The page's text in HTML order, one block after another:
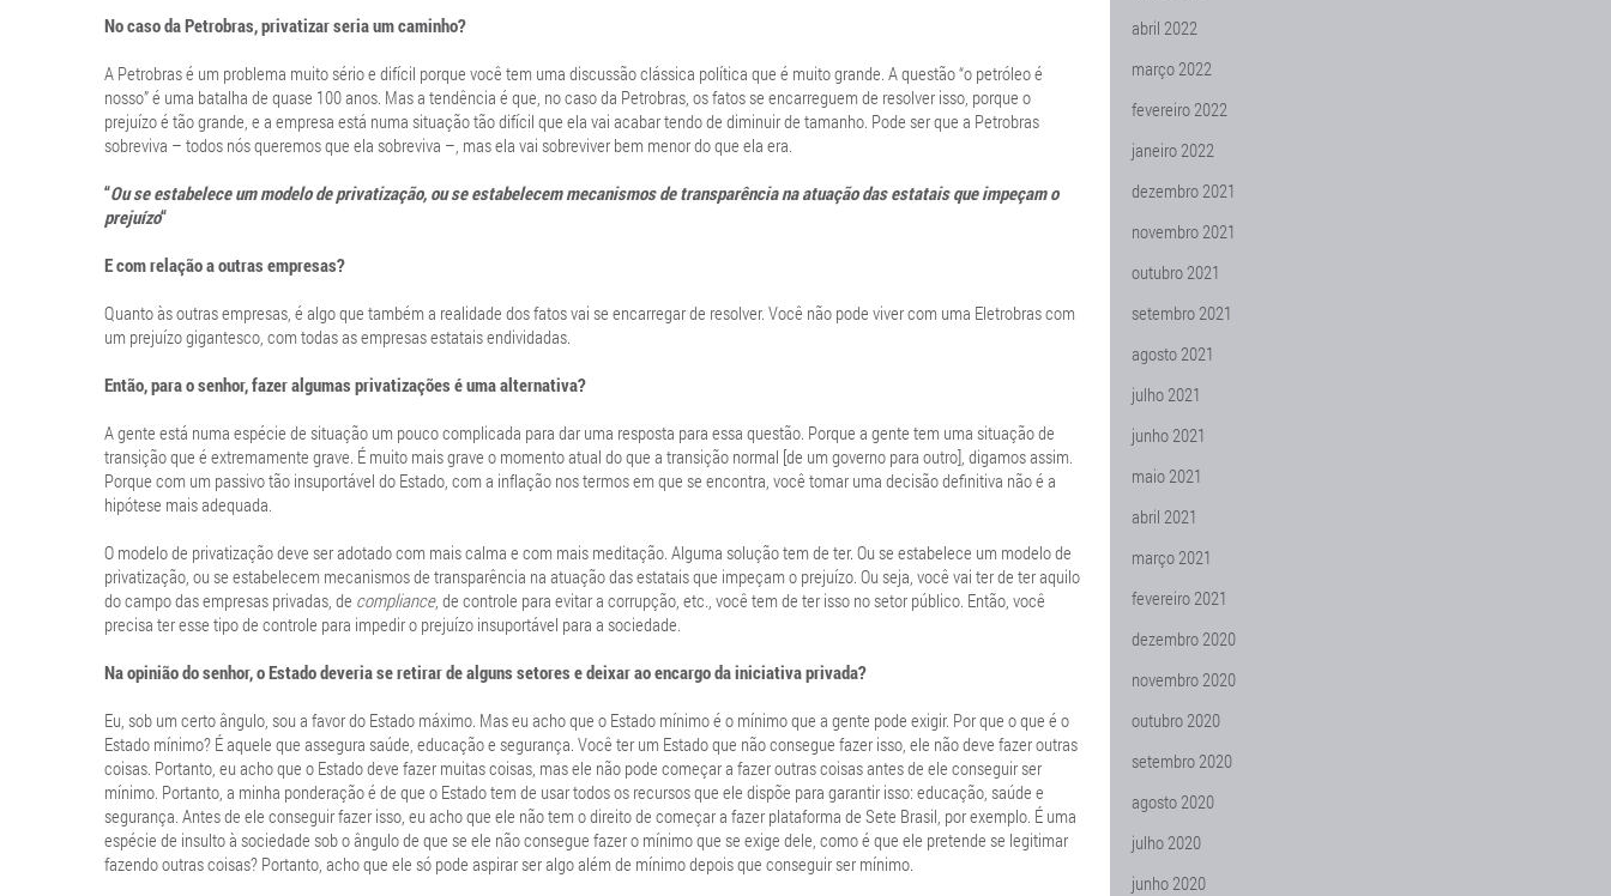
No caso da Petrobras, privatizar seria um caminho?
A Petrobras é um problema muito sério e difícil porque você tem uma discussão clássica política que é muito grande. A questão “o petróleo é
nosso” é uma batalha de quase 100 anos. Mas a tendência é que, no caso da Petrobras, os fatos se encarreguem de resolver isso, porque o
prejuízo é tão grande, e a empresa está numa situação tão difícil que ela vai acabar tendo de diminuir de tamanho. Pode ser que a Petrobras
sobreviva – todos nós queremos que ela sobreviva –, mas ela vai sobreviver bem menor do que ela era.
“Ou se estabelece um modelo de privatização, ou se estabelecem mecanismos de transparência na atuação das estatais que impeçam o
prejuízo“
E com relação a outras empresas?
Quanto às outras empresas, é algo que também a realidade dos fatos vai se encarregar de resolver. Você não pode viver com uma Eletrobras com
um prejuízo gigantesco, com todas as empresas estatais endividadas.
Então, para o senhor, fazer algumas privatizações é uma alternativa?
A gente está numa espécie de situação um pouco complicada para dar uma resposta para essa questão. Porque a gente tem uma situação de
transição que é extremamente grave. É muito mais grave o momento atual do que a transição normal [de um governo para outro], digamos assim.
Porque com um passivo tão insuportável do Estado, com a inflação nos termos em que se encontra, você tomar uma decisão definitiva não é a
hipótese mais adequada.
O modelo de privatização deve ser adotado com mais calma e com mais meditação. Alguma solução tem de ter. Ou se estabelece um modelo de
privatização, ou se estabelecem mecanismos de transparência na atuação das estatais que impeçam o prejuízo. Ou seja, você vai ter de ter aquilo
do campo das empresas privadas, de compliance, de controle para evitar a corrupção, etc., você tem de ter isso no setor público. Então, você
precisa ter esse tipo de controle para impedir o prejuízo insuportável para a sociedade.
Na opinião do senhor, o Estado deveria se retirar de alguns setores e deixar ao encargo da iniciativa privada?
Eu, sob um certo ângulo, sou a favor do Estado máximo. Mas eu acho que o Estado mínimo é o mínimo que a gente pode exigir. Por que o que é o
Estado mínimo? É aquele que assegura saúde, educação e segurança. Você ter um Estado que não consegue fazer isso, ele não deve fazer outras
coisas. Portanto, eu acho que o Estado deve fazer muitas coisas, mas ele não pode começar a fazer outras coisas antes de ele conseguir ser
mínimo. Portanto, a minha ponderação é de que o Estado tem de usar todos os recursos que ele dispõe para garantir isso: educação, saúde e
segurança. Antes de ele conseguir fazer isso, eu acho que ele não tem o direito de começar a fazer plataforma de Sete Brasil, por exemplo. É uma
espécie de insulto à sociedade sob o ângulo de que se ele não consegue fazer o mínimo que se exige dele, como é que ele pretende se legitimar
fazendo outras coisas? Portanto, acho que ele só pode aspirar ser algo além de mínimo depois que conseguir ser mínimo.
abril 2022
março 2022
fevereiro 2022
janeiro 2022
dezembro 2021
novembro 2021
outubro 2021
setembro 2021
agosto 2021
julho 2021
junho 2021
maio 2021
abril 2021
março 2021
fevereiro 2021
dezembro 2020
novembro 2020
outubro 2020
setembro 2020
agosto 2020
julho 2020
junho 2020